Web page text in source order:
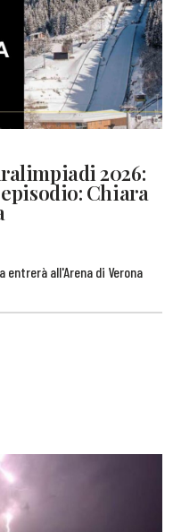
2026:
Chiara
entrerà all'Arena di Verona